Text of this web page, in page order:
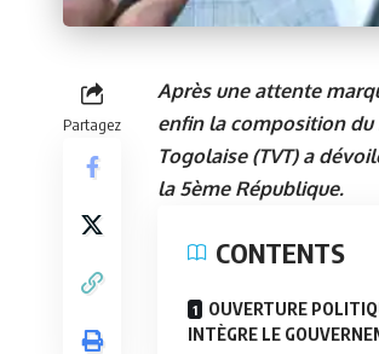
Partagez
Après une attente
enfin la composition du
Togolaise (TVT) a
la 5ème République.
CONTENTS
OUVERTURE
INTÈGRE LE